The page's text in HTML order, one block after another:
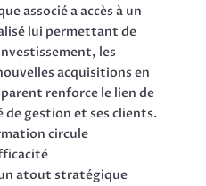
associé a accès à un
lui permettant de
les
acquisitions en
renforce le lien de
de gestion et ses clients.
circule
atout stratégique